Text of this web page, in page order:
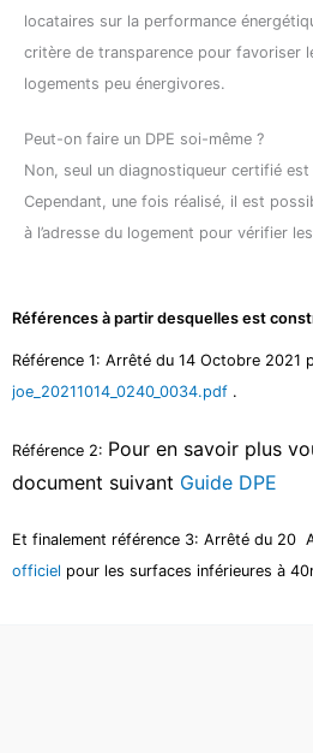
locataires sur la performance
critère de transparence pour favoriser
logements peu énergivores.
Peut-on faire un DPE soi-même ?
Non, seul un diagnostiqueur certifié est
Cependant, une fois réalisé, il est
à l’adresse du logement pour vérifier
Références à partir desquelles est
Référence 1: Arrêté du 14 Octobre 2021
joe_20211014_0240_0034.pdf .
Référence 2: Pour en savoir plus
document suivant Guide DPE
Et finalement référence 3: Arrêté du 20
officiel pour les surfaces inférieures à